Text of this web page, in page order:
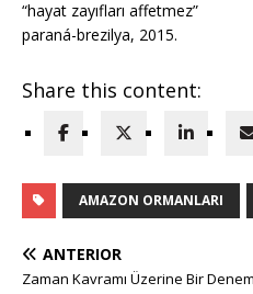
“hayat zayıfları affetmez”
paraná-brezilya, 2015.
Share this content:
AMAZON ORMANLARI
ANTERIOR
Zaman Kavramı Üzerine Bir